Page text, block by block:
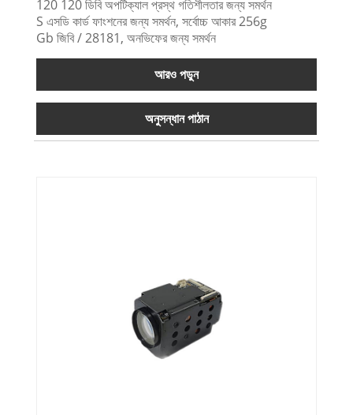
120 120 ডিবি অপটিক্যাল প্রস্থ গতিশীলতার জন্য সমর্থন
S এসডি কার্ড ফাংশনের জন্য সমর্থন, সর্বোচ্চ আকার 256g
Gb জিবি / 28181, অনভিফের জন্য সমর্থন
আরও পড়ুন
অনুসন্ধান পাঠান